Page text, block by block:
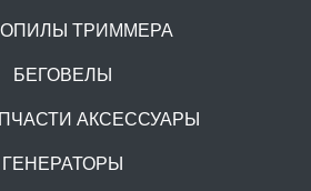
ТРИММЕРА
БЕГОВЕЛЫ
АКСЕССУАРЫ
ГЕНЕРАТОРЫ